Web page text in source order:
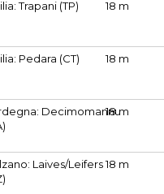
Trapani (TP) 18 m
Pedara (CT) 18 m
Decimomannu
18 m
Laives/Leifers18 m